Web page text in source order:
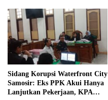
Sidang Korupsi Waterfront City
Samosir: Eks PPK Akui Hanya
Lanjutkan Pekerjaan, KPA